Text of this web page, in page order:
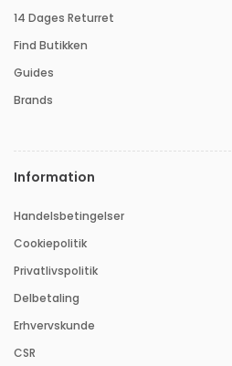
14 Dages Returret
Find Butikken
Guides
Brands
Information
Handelsbetingelser
Cookiepolitik
Privatlivspolitik
Delbetaling
Erhvervskunde
CSR